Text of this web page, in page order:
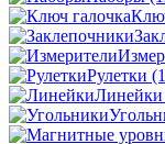
Рулетки
Линейки